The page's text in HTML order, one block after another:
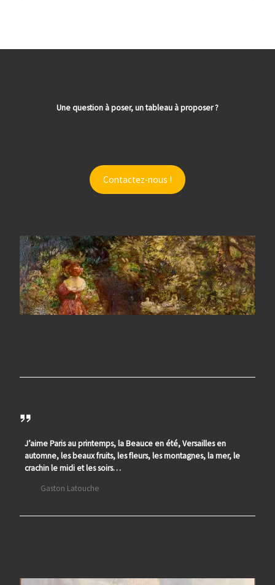
Une question à poser, un tableau à proposer ?
Contactez-nous !
J’aime Paris au printemps, la Beauce en été, Versailles en
automne, les beaux fruits, les fleurs, les montagnes, la mer, le
crachin le midi et les soirs…
Gaston Latouche